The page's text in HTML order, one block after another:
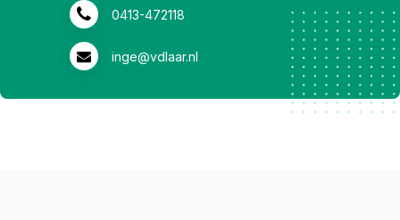
06-53191515
marij-ellen@vdlaar.nl